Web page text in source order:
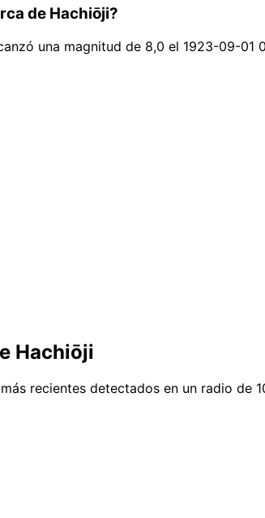
de Hachiōji?
una magnitud de 8,0 el 1923-09-01
Hachiōji
recientes detectados en un radio de